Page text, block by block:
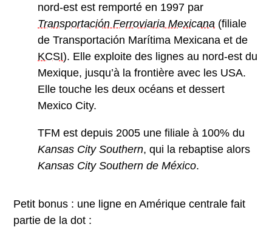
nord-est est remporté en 1997 par
Transportación Ferroviaria Mexicana (filiale
de Transportación Marítima Mexicana et de
KCSI). Elle exploite des lignes au nord-est du
Mexique, jusqu’à la frontière avec les USA.
Elle touche les deux océans et dessert
Mexico City.
TFM est depuis 2005 une filiale à 100% du
Kansas City Southern, qui la rebaptise alors
Kansas City Southern de México.
Petit bonus : une ligne en Amérique centrale fait
partie de la dot :